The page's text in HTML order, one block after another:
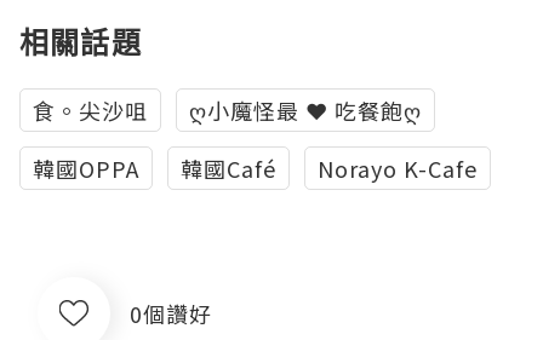
相關話題
食。尖沙咀
ღ小魔怪最 ❤ 吃餐飽ღ
韓國OPPA
韓國Café Norayo K-Cafe
0個讚好